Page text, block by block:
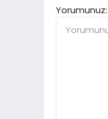
Yorumunuz: